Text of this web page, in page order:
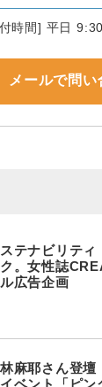
時間] 平日
メールで問い
テナビリティ
。女性誌
広告企画
麻耶さん登壇
ベント「ピン